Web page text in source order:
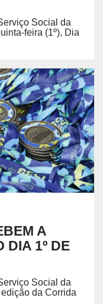
Social da
feira (1º), Dia
A
DIA 1º DE
Social da
da Corrida